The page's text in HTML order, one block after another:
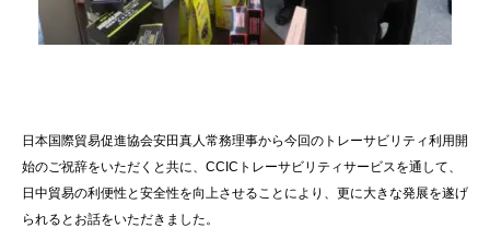
日本国際貿易促進協会安田真人常務理事から今回のトレーサビリティ利用開
始のご祝辞をいただくと共に、CCICトレーサビリティサービスを通して、
日中貿易の利便性と安全性を向上させることにより、更に大きな発展を遂げ
られるとお話をいただきました。